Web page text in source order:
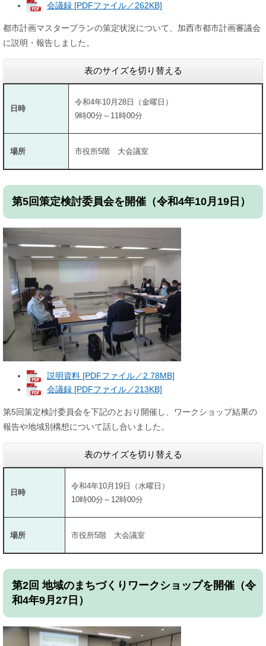
会議録 [PDFファイル／262KB]
都市計画マスタープランの策定状況について、加西市都市計画審議会
に説明・報告しました。
表のサイズを切り替える
日時
令和4年10月28日（金曜日）
9時00分～11時00分
場所 市役所5階 大会議室
第5回策定検討委員会を開催（令和4年10月19日）
説明資料 [PDFファイル／2.78MB]
会議録 [PDFファイル／213KB]
第5回策定検討委員会を下記のとおり開催し、ワークショップ結果の
報告や地域別構想について話し合いました。
表のサイズを切り替える
日時
令和4年10月19日（水曜日）
10時00分～12時00分
場所 市役所5階 大会議室
第2回 地域のまちづくりワークショップを開催（令
和4年9月27日）